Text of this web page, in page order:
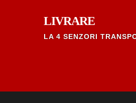
LIVRARE
LA 4 SENZORI